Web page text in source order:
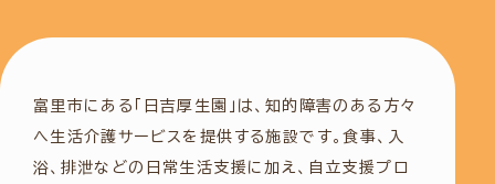
富里市にある「日吉厚生園」は、知的障害のある方々
へ生活介護サービスを提供する施設です。食事、入
浴、排泄などの日常生活支援に加え、自立支援プロ